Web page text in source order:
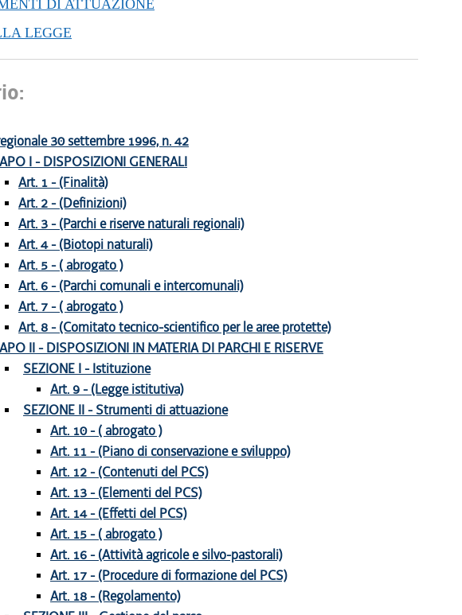
DI ATTUAZIONE
LEGGE
30 settembre 1996, n. 42
I - DISPOSIZIONI GENERALI
Art. 1 - (Finalità)
Art. 2 - (Definizioni)
Art. 3 - (Parchi e riserve naturali regionali)
Art. 4 - (Biotopi naturali)
Art. 5 - ( abrogato )
Art. 6 - (Parchi comunali e intercomunali)
Art. 7 - ( abrogato )
Art. 8 - (Comitato tecnico-scientifico per le aree protette)
II - DISPOSIZIONI IN MATERIA DI PARCHI E RISERVE
SEZIONE I - Istituzione
Art. 9 - (Legge istitutiva)
SEZIONE II - Strumenti di attuazione
Art. 10 - ( abrogato )
Art. 11 - (Piano di conservazione e sviluppo)
Art. 12 - (Contenuti del PCS)
Art. 13 - (Elementi del PCS)
Art. 14 - (Effetti del PCS)
Art. 15 - ( abrogato )
Art. 16 - (Attività agricole e silvo-pastorali)
Art. 17 - (Procedure di formazione del PCS)
Art. 18 - (Regolamento)